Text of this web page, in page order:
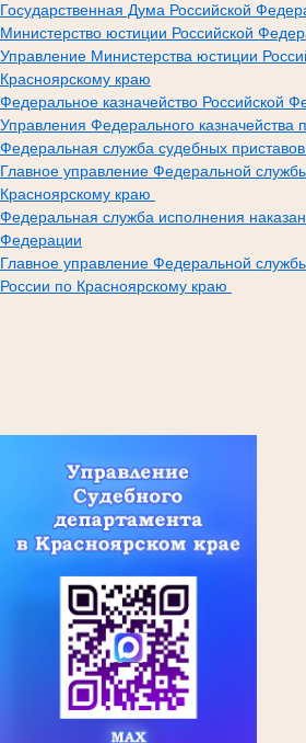
Государственная Дума Российской
Министерство юстиции Российской
Управление Министерства юстиции
Красноярскому краю
Федеральное казначейство Российской
Управления Федерального казначейства
Федеральная служба судебных
Главное управление Федеральной
Красноярскому краю
Федеральная служба исполнения
Федерации
Главное управление Федеральной
России по Красноярскому краю